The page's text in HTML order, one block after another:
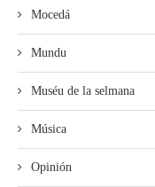
Mocedá
Mundu
Muséu de la selmana
Música
Opinión